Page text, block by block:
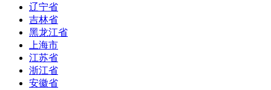
辽宁省
吉林省
黑龙江省
上海市
江苏省
浙江省
安徽省